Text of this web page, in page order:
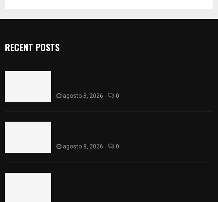
RECENT POSTS
agosto 8, 2026 0
agosto 8, 2026 0